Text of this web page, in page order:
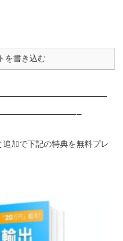
を書き込む
加で下記の特典を無料プレ